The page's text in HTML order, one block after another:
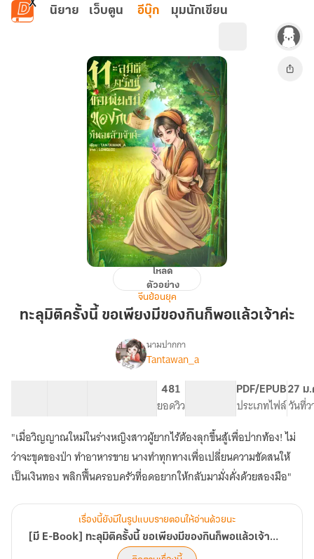
ข้ามไปยังเนื้อหาหลัก
นิยาย เว็บตูน อีบุ๊ก มุมนักเขียน
ครั้ง
เจ้าค่ะ
โหลด
ตัวอย่าง
จีนย้อนยุค
ทะลุมิติครั้งนี้ ขอเพียงมีของกินก็พอแล้วเจ้าค่ะ
เรื่อง[มี
Book]
ทะลุ
มิติ
ครั้ง
นี้
ขอ
เพียง
ของกิน
ก็
พอแล้ว
เจ้าค่ะ
นามปากกา
Tantawan_a
481
ยอดวิว
PDF/EPUB
ประเภทไฟล์
27 ม
วันที่ว
"เมื่อวิญญาณใหม่ในร่างหญิงสาวผู้ยากไร้ต้องลุกขึ้นสู้เพื่อปากท้อง! ไม่
ว่าจะขุดของป่า ทำอาหารขาย นางทำทุกทางเพื่อเปลี่ยนความขัดสนให้
เป็นเงินทอง พลิกฟื้นครอบครัวที่อดอยากให้กลับมามั่งคั่งด้วยสองมือ"
เรื่องนี้ยังมีในรูปแบบรายตอนให้อ่านด้วยนะ
[มี E-Book] ทะลุมิติครั้งนี้ ขอเพียงมีของกินก็พอแล้วเจ้าค่ะ